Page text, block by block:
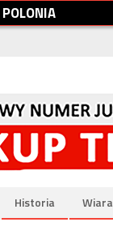
POLONIA
Historia Wiara